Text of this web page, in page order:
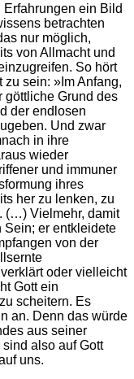
ein Bild
betrachten
nur möglich,
von Allmacht und
So hört
zu sein: »Im Anfang,
göttliche Grund des
der endlosen
Und zwar
in ihre
wieder
und immuner
ihres
her zu lenken, zu
(…) Vielmehr, damit
Sein; er entkleidete
von der
oder vielleicht
Gott ein
scheitern. Es
an. Denn das würde
aus seiner
also auf Gott
uns.